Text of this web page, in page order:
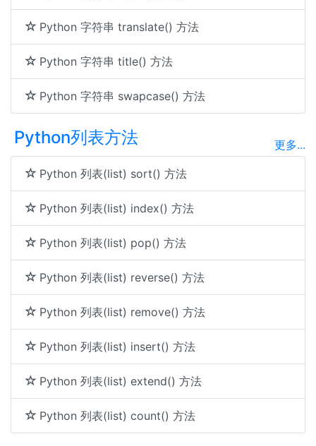
Python 字符串 translate() 方法
Python 字符串 title() 方法
Python 字符串 swapcase() 方法
Python列表方法 更多...
Python 列表(list) sort() 方法
Python 列表(list) index() 方法
Python 列表(list) pop() 方法
Python 列表(list) reverse() 方法
Python 列表(list) remove() 方法
Python 列表(list) insert() 方法
Python 列表(list) extend() 方法
Python 列表(list) count() 方法